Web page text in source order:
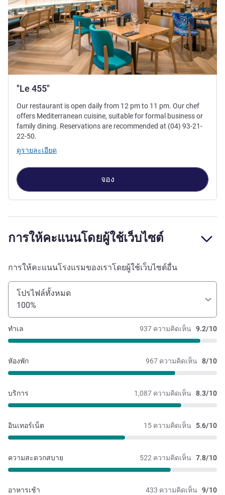
"Le 455"
Our restaurant is open daily from 12 pm to 11 pm. Our chef
offers Mediterranean cuisine, suitable for formal business or
family dining. Reservations are recommended at (04) 93-21-
22-50.
ดูรายละเอียด
จอง
การให้คะแนนโดยผู้ใช้เว็บไซต์
การให้คะแนนโรงแรมของเราโดยผู้ใช้เว็บไซต์อื่น
โปรไฟล์ทั้งหมด
100%
937 ความคิดเห็น 9.2/10
ทำเล
967 ความคิดเห็น 8/10
หัองพัก
1,087 ความคิดเห็น 8.3/10
บริการ
15 ความคิดเห็น 5.6/10
อินเทอร์เน็ต
522 ความคิดเห็น 7.8/10
ความสะดวกสบาย
433 ความคิดเห็น 9/10
อาหารเช้า